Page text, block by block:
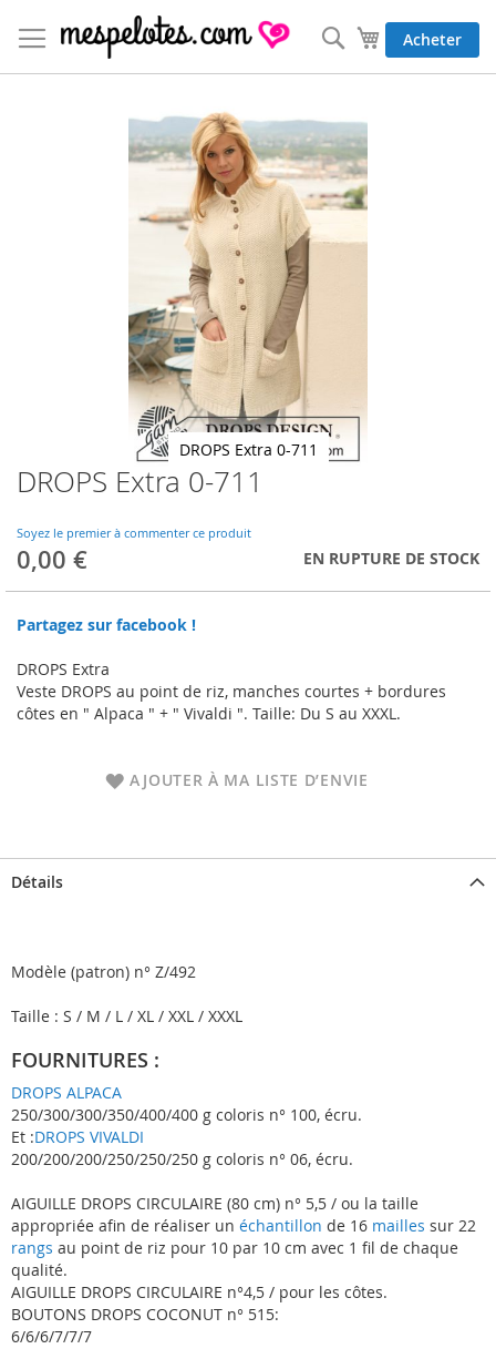
au
contenu
Mon panier
Acheter
Rechercher
DROPS Extra 0-711
Soyez le premier à commenter ce produit
0,00 € EN RUPTURE DE STOCK
Partagez sur facebook !
DROPS Extra
Veste DROPS au point de riz, manches courtes + bordures
côtes en " Alpaca " + " Vivaldi ". Taille: Du S au XXXL.
AJOUTER À MA LISTE D’ENVIE
DROPS Extra 0-711
Skip
to
beginning
of
the
gallery
Détails
Modèle (patron) n° Z/492
Taille : S / M / L / XL / XXL / XXXL
FOURNITURES :
DROPS ALPACA
250/300/300/350/400/400 g coloris n° 100, écru.
Et :DROPS VIVALDI
200/200/200/250/250/250 g coloris n° 06, écru.
AIGUILLE DROPS CIRCULAIRE (80 cm) n° 5,5 / ou la taille
appropriée afin de réaliser un échantillon de 16 mailles sur 22
rangs au point de riz pour 10 par 10 cm avec 1 fil de chaque
qualité.
AIGUILLE DROPS CIRCULAIRE n°4,5 / pour les côtes.
BOUTONS DROPS COCONUT n° 515:
6/6/6/7/7/7